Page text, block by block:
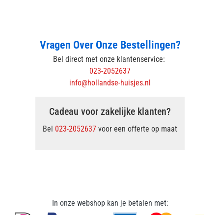
Vragen Over Onze Bestellingen?
Bel direct met onze klantenservice:
023-2052637
info@hollandse-huisjes.nl
Cadeau voor zakelijke klanten?
Bel 023-2052637 voor een offerte op maat
In onze webshop kan je betalen met: